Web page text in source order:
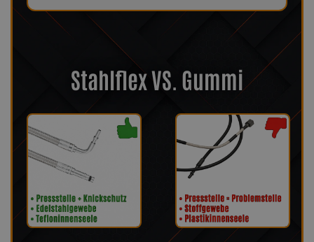
Stahlflex VS. Gummi